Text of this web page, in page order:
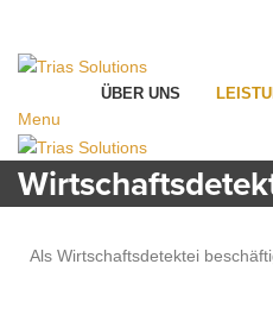
ÜBER UNS
Menu
Als Wirtschaftsdetektei